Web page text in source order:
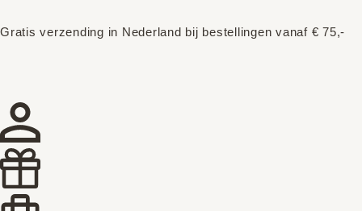
Gratis verzending in Nederland bij bestellingen vanaf € 75,-